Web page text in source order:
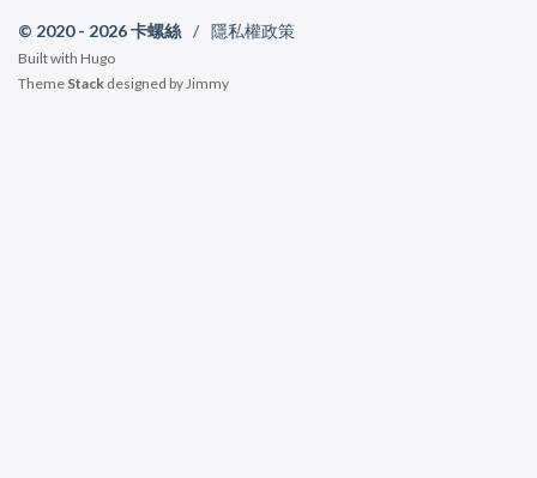
© 2020 - 2026 卡螺絲 / 隱私權政策
Built with Hugo
Theme Stack designed byJimmy